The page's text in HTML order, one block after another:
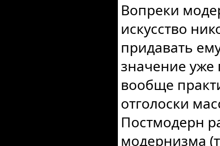
Вопреки
искусство
придавать
значение уже
вообще
отголоски
Постмодерн
модернизма